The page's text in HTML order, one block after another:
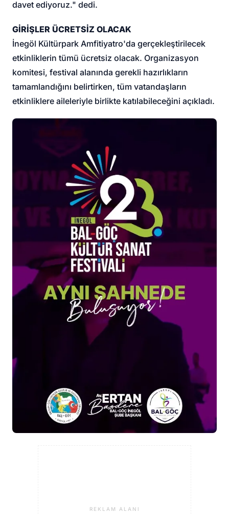
davet ediyoruz." dedi.
GİRİŞLER ÜCRETSİZ OLACAK
İnegöl Kültürpark Amfitiyatro'da gerçekleştirilecek
etkinliklerin tümü ücretsiz olacak. Organizasyon
komitesi, festival alanında gerekli hazırlıkların
tamamlandığını belirtirken, tüm vatandaşların
etkinliklere aileleriyle birlikte katılabileceğini açıkladı.
REKLAM ALANI